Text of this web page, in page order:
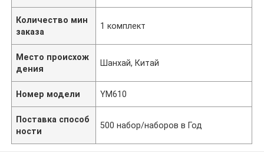
Количество мин
заказа
1 комплект
Место происхож
дения
Шанхай, Китай
Номер модели YM610
Поставка способ
ности
500 набор/наборов в Год